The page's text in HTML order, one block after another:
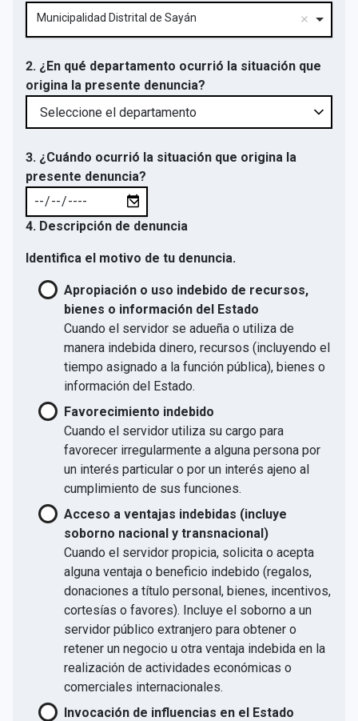
Municipalidad Distrital de Sayán
2. ¿En qué departamento ocurrió la situación que
origina la presente denuncia?
3. ¿Cuándo ocurrió la situación que origina la
presente denuncia?
4. Descripción de denuncia
Identifica el motivo de tu denuncia.
Apropiación o uso indebido de recursos,
bienes o información del Estado
Cuando el servidor se adueña o utiliza de
manera indebida dinero, recursos (incluyendo el
tiempo asignado a la función pública), bienes o
información del Estado.
Favorecimiento indebido
Cuando el servidor utiliza su cargo para
favorecer irregularmente a alguna persona por
un interés particular o por un interés ajeno al
cumplimiento de sus funciones.
Acceso a ventajas indebidas (incluye
soborno nacional y transnacional)
Cuando el servidor propicia, solicita o acepta
alguna ventaja o beneficio indebido (regalos,
donaciones a título personal, bienes, incentivos,
cortesías o favores). Incluye el soborno a un
servidor público extranjero para obtener o
retener un negocio u otra ventaja indebida en la
realización de actividades económicas o
comerciales internacionales.
Invocación de influencias en el Estado